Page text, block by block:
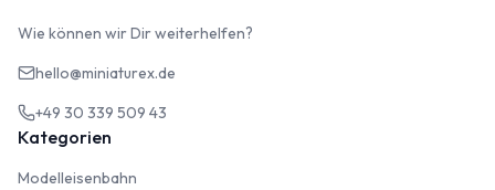
Wie können wir Dir weiterhelfen?
hello@miniaturex.de
+49 30 339 509 43
Kategorien
Modelleisenbahn